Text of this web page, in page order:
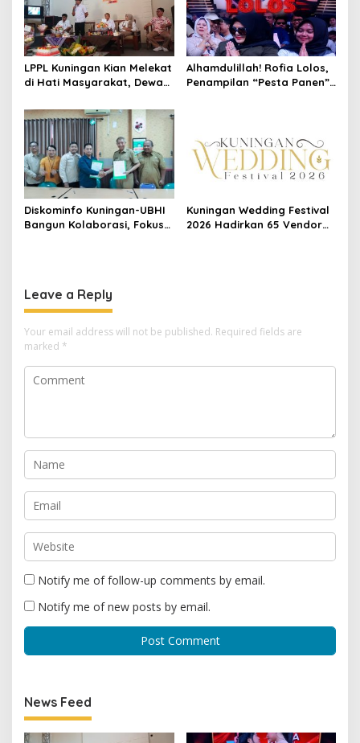
LPPL Kuningan Kian Melekat
di Hati Masyarakat, Dewas
Digital
Alhamdulillah! Rofia Lolos,
Penampilan “Pesta Panen”
Diskominfo Kuningan-UBHI
Bangun Kolaborasi, Fokus
Kuningan Wedding Festival
2026 Hadirkan 65 Vendor
Leave a Reply
Your email address will not be published. Required fields are
marked *
Notify me of follow-up comments by email.
Notify me of new posts by email.
News Feed